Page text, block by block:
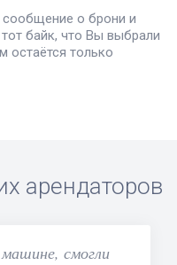
сообщение о брони и
байк, что Вы выбрали
остаётся только
арендаторов
смогли